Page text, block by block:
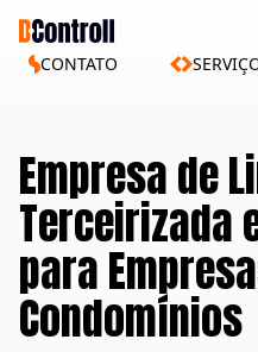
CONTATO
Empresa de
Terceirizada
para
Condomínios